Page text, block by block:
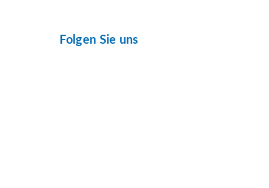
Folgen Sie uns